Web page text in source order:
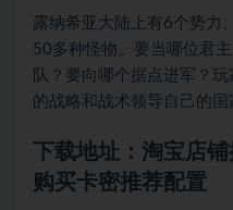
露纳希亚大陆上有6个势力
50多种怪物。要当哪位君
队？要向哪个据点进军？
的战略和战术领导自己的国
下载地址：淘宝店
购买卡密推荐配置